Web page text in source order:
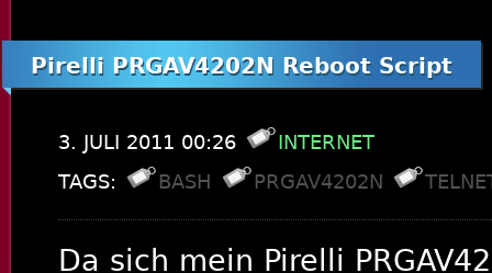
Pirelli PRGAV4202N Reboot Script
3. JULI 2011 00:26
INTERNET
TAGS:
BASH PRGAV4202N
Da sich mein Pirelli